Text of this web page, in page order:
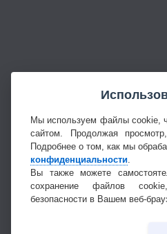
Мы используем файлы cookie,
сайтом. Продолжая
Подробнее о том, как мы
конфиденциальности.
Вы также можете
сохранение файлов
безопасности в Вашем веб-